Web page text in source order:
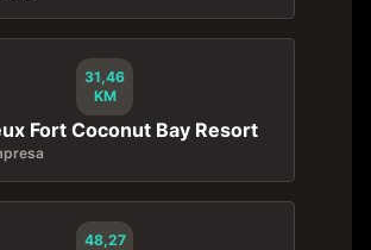
31,46
KM
Fort Coconut Bay Resort
48,27